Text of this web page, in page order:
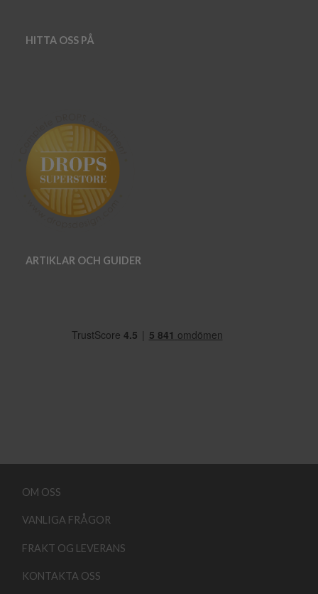
HITTA OSS PÅ
ARTIKLAR OCH GUIDER
OM OSS
VANLIGA FRÅGOR
FRAKT OG LEVERANS
KONTAKTA OSS